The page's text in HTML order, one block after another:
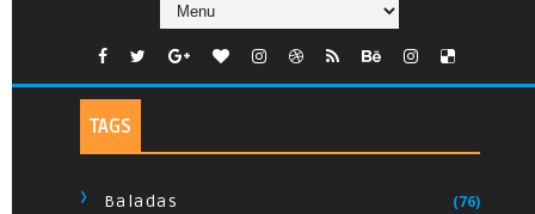
Italianas e Francesas
Soul Black Music
Rock do Meu Tempo
Sertanejo Raiz
TAGS
Baladas (76)